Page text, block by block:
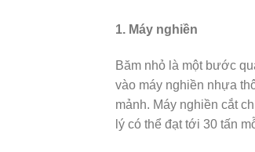
1. Máy nghiền
Băm nhỏ là một bước
vào máy nghiền nhựa
mảnh. Máy nghiền cắt
lý có thể đạt tới 30 tấn